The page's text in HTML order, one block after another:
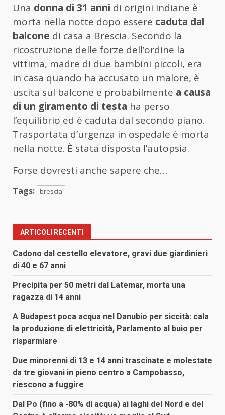
Una donna di 31 anni di origini indiane è
morta nella notte dopo essere caduta dal
balcone di casa a Brescia. Secondo la
ricostruzione delle forze dell’ordine la
vittima, madre di due bambini piccoli, era
in casa quando ha accusato un malore, è
uscita sul balcone e probabilmente a causa
di un giramento di testa ha perso
l’equilibrio ed è caduta dal secondo piano.
Trasportata d’urgenza in ospedale è morta
nella notte. È stata disposta l’autopsia.
Forse dovresti anche sapere che…
Tags: brescia
ARTICOLI RECENTI
Cadono dal cestello elevatore, gravi due giardinieri
di 40 e 67 anni
Precipita per 50 metri dal Latemar, morta una
ragazza di 14 anni
A Budapest poca acqua nel Danubio per siccità: cala
la produzione di elettricità, Parlamento al buio per
risparmiare
Due minorenni di 13 e 14 anni trascinate e molestate
da tre giovani in pieno centro a Campobasso,
riescono a fuggire
Dal Po (fino a -80% di acqua) ai laghi del Nord e del